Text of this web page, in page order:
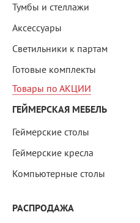
Тумбы и стеллажи
Аксессуары
Светильники к партам
Готовые комплекты
Товары по АКЦИИ
ГЕЙМЕРСКАЯ МЕБЕЛЬ
Геймерские столы
Геймерские кресла
Компьютерные столы
РАСПРОДАЖА